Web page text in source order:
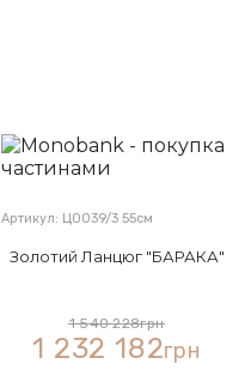
Артикул: Ц0039/3 55см
Золотий Ланцюг "БАРАКА"
1 540 228грн
1 232 182грн